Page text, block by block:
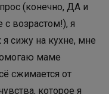
(конечно, ДА и
возрастом!), я
сижу на кухне, мне
маме
сжимается от
которое я